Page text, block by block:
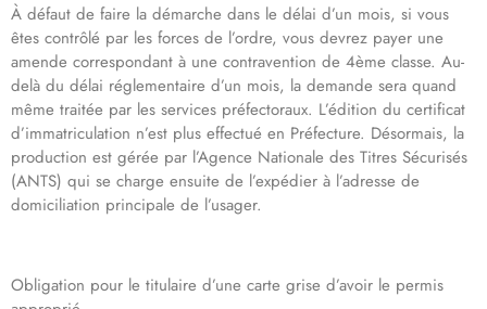
À défaut de faire la démarche dans le délai d’un mois, si vous
êtes contrôlé par les forces de l’ordre, vous devrez payer une
amende correspondant à une contravention de 4ème classe. Au-
delà du délai réglementaire d’un mois, la demande sera quand
même traitée par les services préfectoraux. L’édition du certificat
d’immatriculation n’est plus effectué en Préfecture. Désormais, la
production est gérée par l’Agence Nationale des Titres Sécurisés
(ANTS) qui se charge ensuite de l’expédier à l’adresse de
domiciliation principale de l’usager.
Obligation pour le titulaire d’une carte grise d’avoir le permis